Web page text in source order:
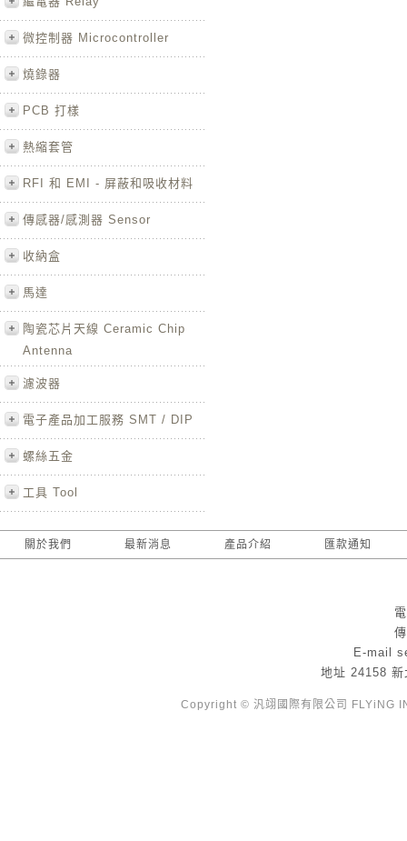
微控制器 Microcontroller
燒錄器
PCB 打樣
熱縮套管
RFI 和 EMI - 屏蔽和吸收材料
傳感器/感測器 Sensor
收納盒
馬達
陶瓷芯片天線 Ceramic Chip
Antenna
濾波器
電子產品加工服務 SMT / DIP
螺絲五金
工具 Tool
關於我們 最新消息 產品介紹 匯款通知
E-mail
地址 24158 新
Copyright © 汎翊國際有限公司 FLYiNG